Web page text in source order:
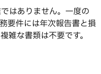
はありません。一度の
要件には年次報告書と損
雑な書類は不要です。